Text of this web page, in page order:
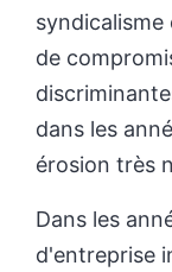
de
dans les
érosion très
Dans les
d'entreprise